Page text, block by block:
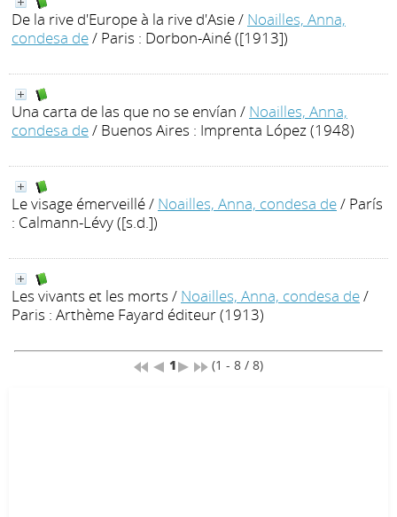
De la rive d'Europe à la rive d'Asie/ Noailles, Anna,
condesa de/ Paris : Dorbon-Ainé ([1913])
Una carta de las que no se envían / Noailles, Anna,
condesa de/ Buenos Aires : Imprenta López (1948)
Le visage émerveillé/ Noailles, Anna, condesa de/ París
: Calmann-Lévy ([s.d.])
Les vivants et les morts / Noailles, Anna, condesa de/
Paris : Arthème Fayard éditeur (1913)
1 (1 - 8 / 8)